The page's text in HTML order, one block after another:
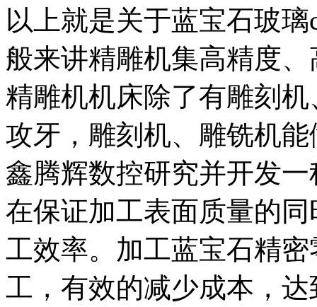
以上就是关于蓝宝石玻
般来讲精雕机集高精度
精雕机机床除了有雕刻
攻牙，雕刻机、雕铣机能
鑫腾辉数控研究并开发
在保证加工表面质量的
工效率。加工蓝宝石精
工，有效的减少成本，